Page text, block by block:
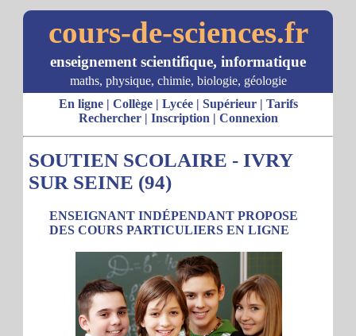
cours-de-sciences.fr
enseignement scientifique, informatique
maths, physique, chimie, biologie, géologie
En ligne| Collège| Lycée| Supérieur| Tarifs
Rechercher| Inscription | Connexion
SOUTIEN SCOLAIRE - IVRY
SUR SEINE (94)
ENSEIGNANT INDÉPENDANT PROPOSE
DES COURS PARTICULIERS EN LIGNE